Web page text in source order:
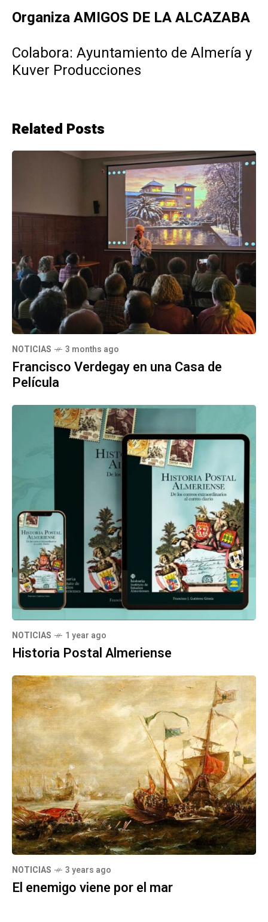
Organiza AMIGOS DE LA ALCAZABA
Colabora: Ayuntamiento de Almería y
Kuver Producciones
Related Posts
NOTICIAS 3 months ago
Francisco Verdegay en una Casa de
Película
NOTICIAS 1 year ago
Historia Postal Almeriense
NOTICIAS 3 years ago
El enemigo viene por el mar